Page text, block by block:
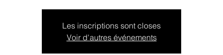
Les inscriptions sont closes
Voir d'autres événements